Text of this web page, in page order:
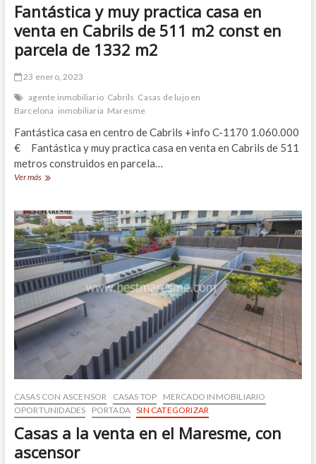
Fantástica y muy practica casa en
venta en Cabrils de 511 m2 const en
parcela de 1332 m2
23 enero, 2023
agente inmobiliario Cabrils Casas de lujo en
Barcelona inmobiliaria Maresme
Fantástica casa en centro de Cabrils +info C-1170 1.060.000
€ Fantástica y muy practica casa en venta en Cabrils de 511
metros construidos en parcela…
Ver másFantástica
practica
casa
en
venta
en
Cabrils
de
511
m2
const
en
de
1332
m2
CASAS CON ASCENSOR CASAS TOP
MERCADO INMOBILIARIO
OPORTUNIDADES
PORTADA SIN CATEGORIZAR
Casas a la venta en el Maresme, con
ascensor